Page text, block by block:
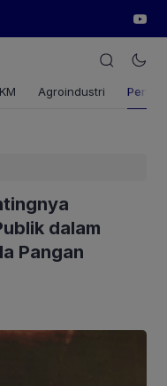
Agroindustri
dalam
Pangan